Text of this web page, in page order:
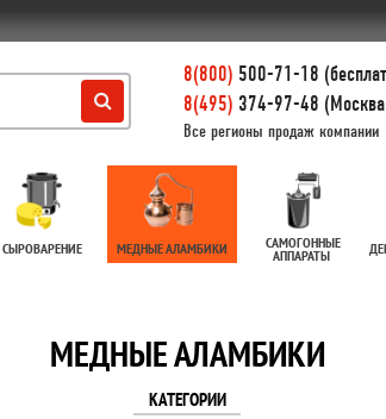
8(800) 500-71-18
8(495) 374-97-48
Все регионы продаж компании
СЫРОВАРЕНИЕ МЕДНЫЕ АЛАМБИКИ САМОГОННЫЕ
АППАРАТЫ
МЕДНЫЕ АЛАМБИКИ
КАТЕГОРИИ